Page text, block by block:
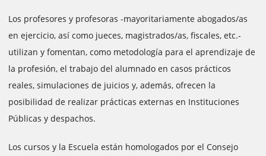
Los profesores y profesoras -mayoritariamente abogados/as
en ejercicio, así como jueces, magistrados/as, fiscales, etc.-
utilizan y fomentan, como metodología para el aprendizaje de
la profesión, el trabajo del alumnado en casos prácticos
reales, simulaciones de juicios y, además, ofrecen la
posibilidad de realizar prácticas externas en Instituciones
Públicas y despachos.
Los cursos y la Escuela están homologados por el Consejo